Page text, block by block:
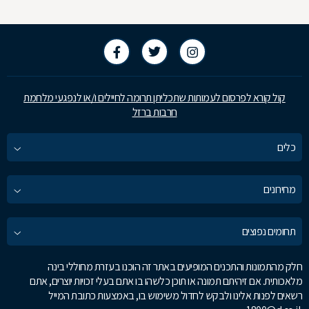
קול קורא לפרסום לעמותות שתכליתן תרומה לחיילים ו/או לנפגעי מלחמת
חרבות ברזל
כלים
מחירונים
תחומים נפוצים
חלק מהתמונות והתכנים המופיעים באתר זה הוכנו בעזרת מחוללי בינה
מלאכותית. אם זיהיתם תמונה או תוכן כלשהו בו אתם בעלי זכויות יוצרים, אתם
רשאים לפנות אלינו ולבקש לחדול משימוש בו, באמצעות כתובת המייל